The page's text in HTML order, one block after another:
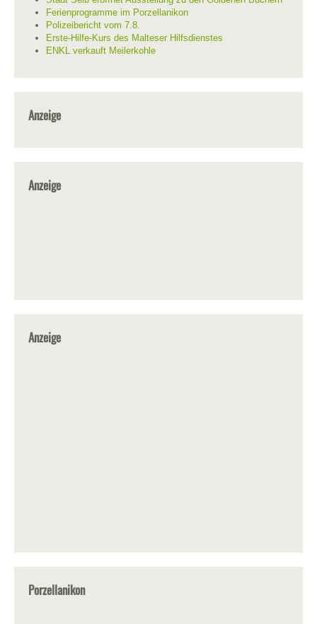
Ferienprogramme im Porzellanikon
Polizeibericht vom 7.8.
Erste-Hilfe-Kurs des Malteser Hilfsdienstes
ENKL verkauft Meilerkohle
Anzeige
Anzeige
Anzeige
Porzellanikon